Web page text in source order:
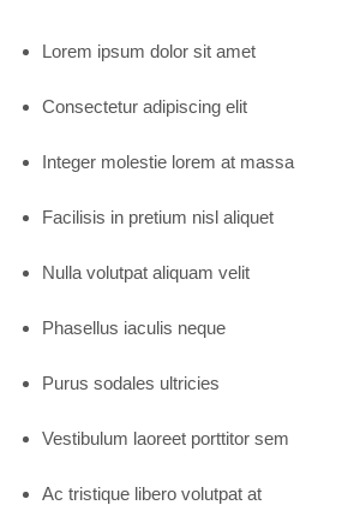
Lorem ipsum dolor sit amet
Consectetur adipiscing elit
Integer molestie lorem at massa
Facilisis in pretium nisl aliquet
Nulla volutpat aliquam velit
Phasellus iaculis neque
Purus sodales ultricies
Vestibulum laoreet porttitor sem
Ac tristique libero volutpat at